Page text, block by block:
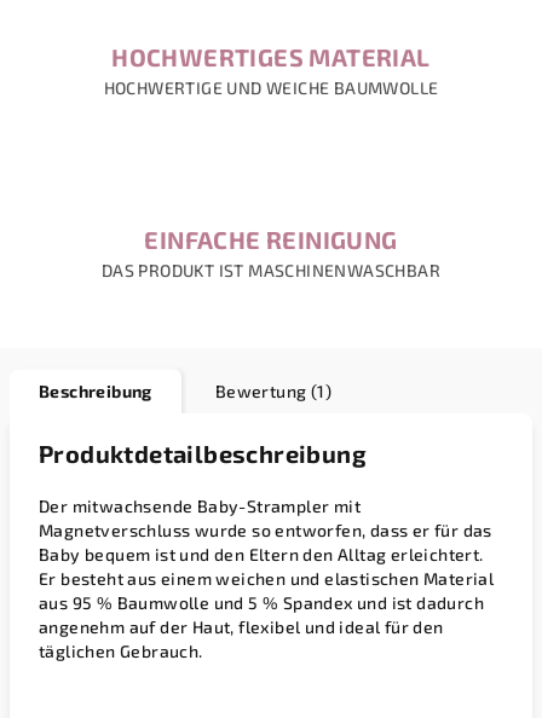
HOCHWERTIGES MATERIAL
HOCHWERTIGE UND WEICHE BAUMWOLLE
EINFACHE REINIGUNG
DAS PRODUKT IST MASCHINENWASCHBAR
Beschreibung Bewertung (1)
Produktdetailbeschreibung
Der mitwachsende Baby-Strampler mit
Magnetverschluss wurde so entworfen, dass er für das
Baby bequem ist und den Eltern den Alltag erleichtert.
Er besteht aus einem weichen und elastischen Material
aus 95 % Baumwolle und 5 % Spandex und ist dadurch
angenehm auf der Haut, flexibel und ideal für den
täglichen Gebrauch.